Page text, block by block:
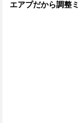
エアプだから調整